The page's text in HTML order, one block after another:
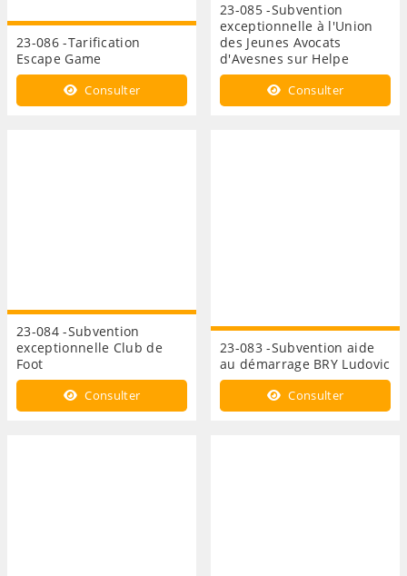
23-086 -Tarification
Escape Game
Consulter
23-085 -Subvention
exceptionnelle à l'Union
des Jeunes Avocats
d'Avesnes sur Helpe
Consulter
23-084 -Subvention
exceptionnelle Club de
Foot
Consulter
23-083 -Subvention aide
au démarrage BRY Ludovic
Consulter